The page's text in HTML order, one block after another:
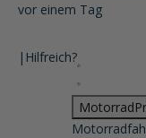
vor einem Tag
| Hilfreich?